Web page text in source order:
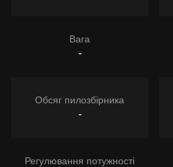
Вага
-
Обсяг пилозбірника
-
Регулювання потужності